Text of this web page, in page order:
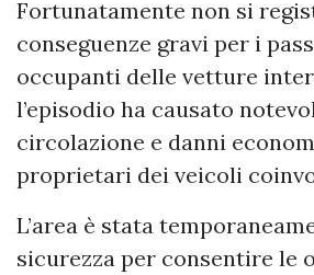
Fortunatamente non si
conseguenze gravi per i
occupanti delle vetture
l’episodio ha causato
circolazione e danni
proprietari dei veicoli
L’area è stata
sicurezza per consentire le